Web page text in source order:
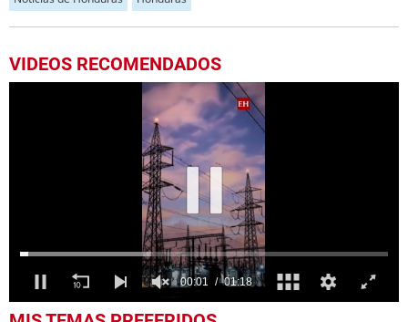
VIDEOS RECOMENDADOS